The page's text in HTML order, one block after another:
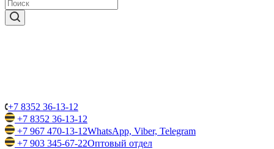
+7 8352 36-13-12
+7 8352 36-13-12
+7 967 470-13-12WhatsApp, Viber, Telegram
+7 903 345-67-22Оптовый отдел